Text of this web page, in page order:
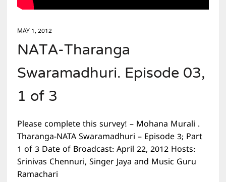
MAY 1, 2012
NATA-Tharanga
Swaramadhuri. Episode 03,
1 of 3
Please complete this survey! – Mohana Murali .
Tharanga-NATA Swaramadhuri – Episode 3; Part
1 of 3 Date of Broadcast: April 22, 2012 Hosts:
Srinivas Chennuri, Singer Jaya and Music Guru
Ramachari